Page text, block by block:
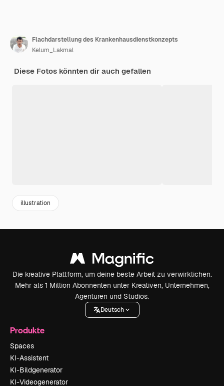
Flachdarstellung des Krankenhausdienstkonzepts
Kelum_Lakmal
Diese Fotos könnten dir auch gefallen
illustration
Die kreative Plattform, um deine beste Arbeit zu verwirklichen.
Mehr als 1 Million Abonnenten unter Kreativen, Unternehmen,
Agenturen und Studios.
Deutsch
Produkte
Spaces
KI-Assistent
KI-Bildgenerator
KI-Videogenerator